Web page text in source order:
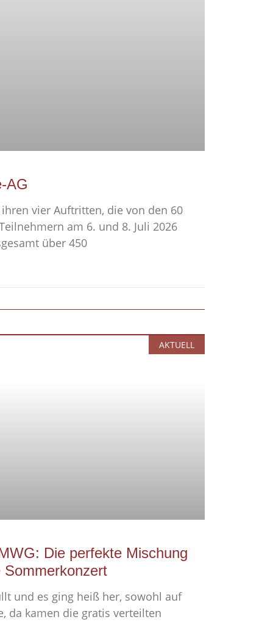
AG
vier Auftritten, die von den 60
am 6. und 8. Juli 2026
über 450
AKTUELL
Die perfekte Mischung
Sommerkonzert
und es ging heiß her, sowohl auf
da kamen die gratis verteilten